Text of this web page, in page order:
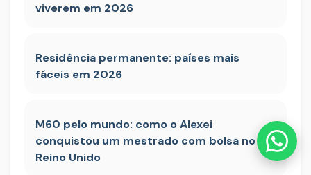
viverem em 2026
Residência permanente: países mais
fáceis em 2026
M60 pelo mundo: como o Alexei
conquistou um mestrado com bolsa no
Reino Unido